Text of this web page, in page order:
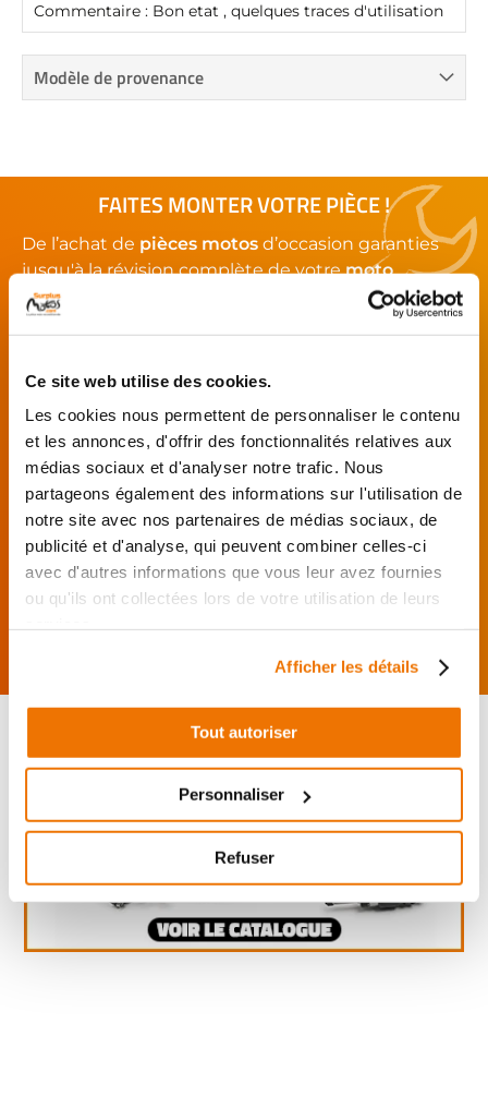
Ce site web utilise des cookies.
Les cookies nous permettent de personnaliser le contenu
et les annonces, d'offrir des fonctionnalités relatives aux
médias sociaux et d'analyser notre trafic. Nous
partageons également des informations sur l'utilisation de
notre site avec nos partenaires de médias sociaux, de
publicité et d'analyse, qui peuvent combiner celles-ci
avec d'autres informations que vous leur avez fournies
ou qu'ils ont collectées lors de votre utilisation de leurs
Afficher les détails
Tout autoriser
Personnaliser
Refuser
Commentaire : Bon etat , quelques traces d'utilisation
Modèle de provenance
FAITES MONTER VOTRE PIÈCE !
De l’achat de pièces motos d’occasion garanties
jusqu'à la révision complète de votremoto,
retrouvez notre réseau de réparateurs et de
garages partenaires.
Je choisis mon réparateur et me
présente au garage.
J’effectue ma
commande
directement auprès
du réparateur.
Mes pièces sont livrées et
montées chez le partenaire.
Rechercher par...